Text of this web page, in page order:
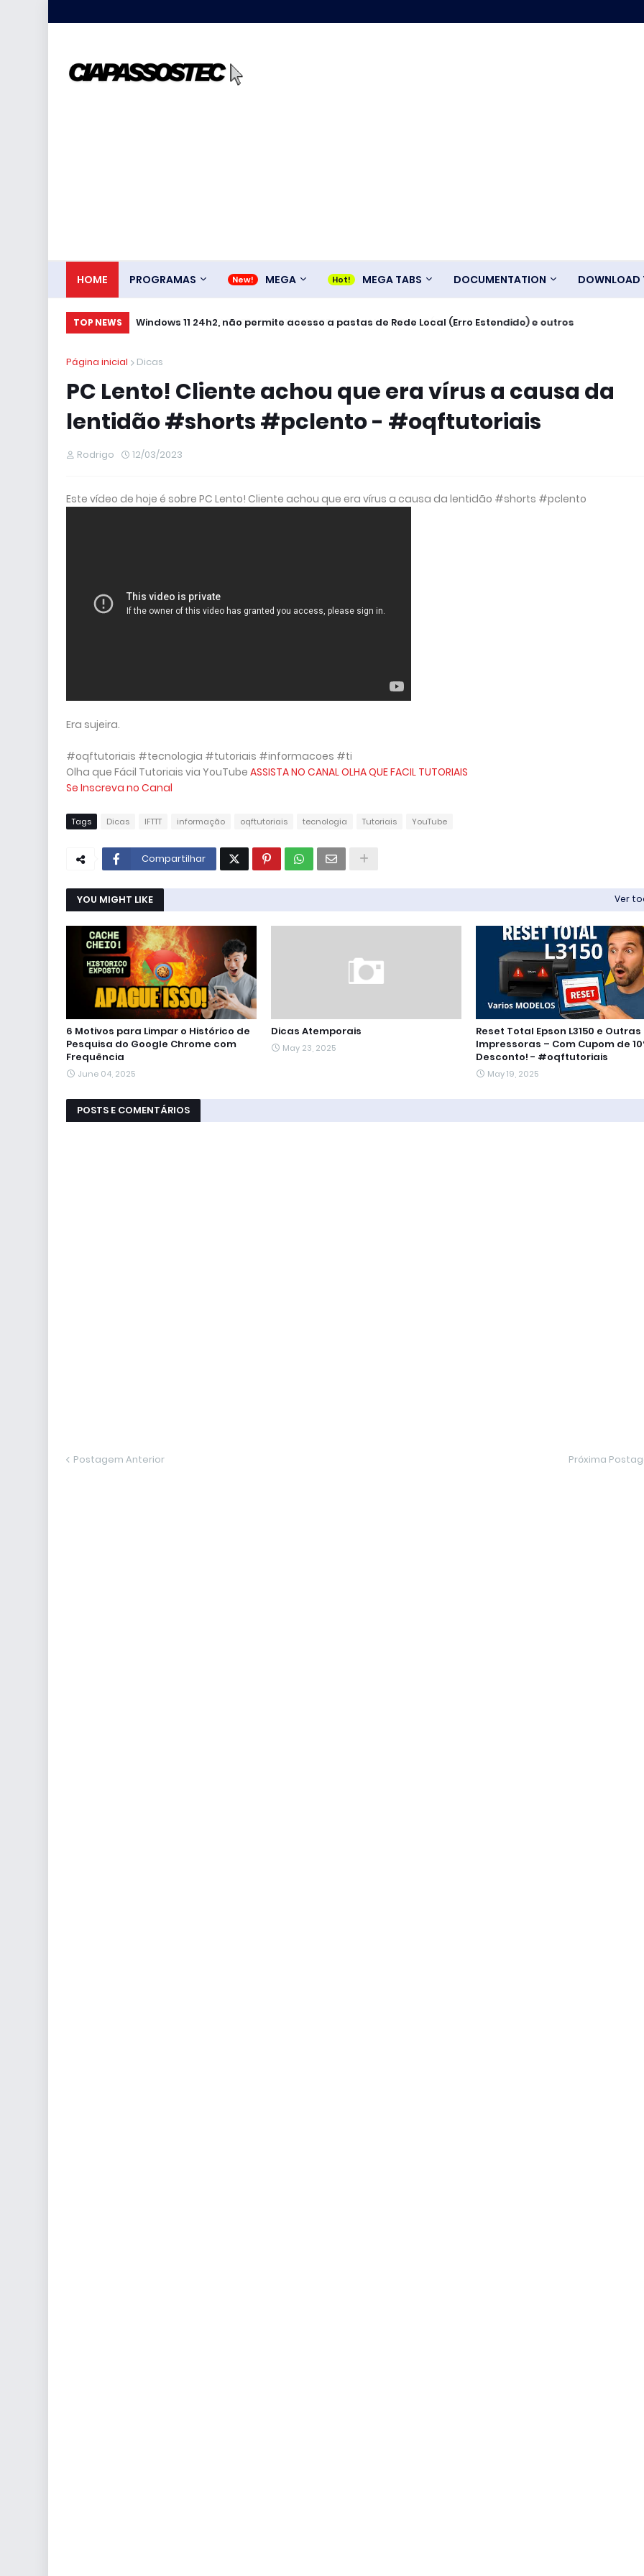
HOME PROGRAMAS MEGA MEGA TABS DOCUMENTATION DOWNLOAD
TOP NEWS Windows 11 24h2, não permite acesso a pastas de Rede Local (Erro Estendido) e outros
Página inicial Dicas
PC Lento! Cliente achou que era vírus a causa da
lentidão #shorts #pclento - #oqftutoriais
Rodrigo 12/03/2023
Este vídeo de hoje é sobre PC Lento! Cliente achou que era vírus a causa da lentidão #shorts #pclento
Era sujeira.
#oqftutoriais #tecnologia #tutoriais #informacoes #ti
Olha que Fácil Tutoriais via YouTube ASSISTA NO CANAL OLHA QUE FACIL TUTORIAIS
Se Inscreva no Canal
Tags Dicas IFTTT informação oqftutoriais tecnologia Tutoriais YouTube
Compartilhar
YOU MIGHT LIKE Ver
6 Motivos para Limpar o Histórico de
Pesquisa do Google Chrome com
Frequência
June 04, 2025
Dicas Atemporais
May 23, 2025
Reset Total Epson L3150 e Outras
Impressoras – Com Cupom de
Desconto! - #oqftutoriais
May 19, 2025
POSTS E COMENTÁRIOS
Postagem Anterior Próxima